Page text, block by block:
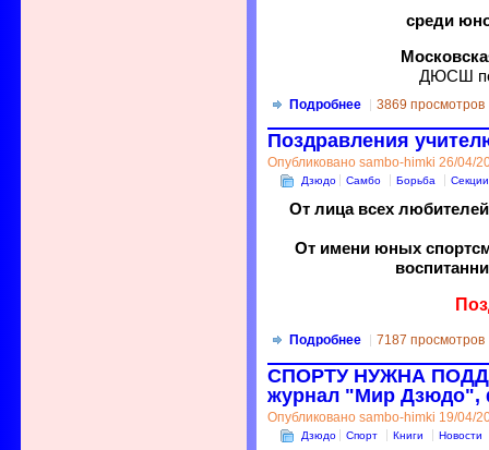
среди
ДЮСШ
Подробнее 3869 просмотров
Поздравления
Опубликовано sambo-himki 26/04/
Дзюдо Самбо Борьба Секции
От лица всех
От имени юных
Подробнее 7187 просмотров
СПОРТУ НУЖНА
журнал "Мир Дзюдо",
Опубликовано sambo-himki 19/04/
Дзюдо Спорт Книги Новости